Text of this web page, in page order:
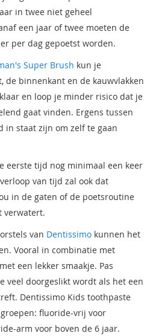
in twee niet geheel
een jaar of twee moeten de
per dag gepoetst worden.
Super Brush kun je
binnenkant en de kauwvlakken
en loop je minder risico dat je
gaat vinden. Ergens tussen
in staat zijn om zelf te gaan
eerste tijd nog minimaal een keer
van tijd zal ook dat
in de gaten of de poetsroutine
verwatert.
van Dentissimo kunnen het
Vooral in combinatie met
met een lekker smaakje. Pas
veel doorgeslikt wordt als het een
Dentissimo Kids toothpaste
fluoride-vrij voor
arm voor boven de 6 jaar.